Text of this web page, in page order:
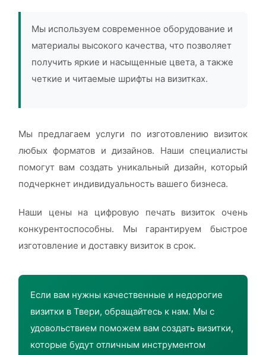
Мы используем современное оборудование и
материалы высокого качества, что позволяет
получить яркие и насыщенные цвета, а также
четкие и читаемые шрифты на визитках.
Мы предлагаем услуги по изготовлению визиток
любых форматов и дизайнов. Наши специалисты
помогут вам создать уникальный дизайн, который
подчеркнет индивидуальность вашего бизнеса.
Наши цены на цифровую печать визиток очень
конкурентоспособны. Мы гарантируем быстрое
изготовление и доставку визиток в срок.
Если вам нужны качественные и недорогие
визитки в Твери, обращайтесь к нам. Мы с
удовольствием поможем вам создать визитки,
которые будут отличным инструментом